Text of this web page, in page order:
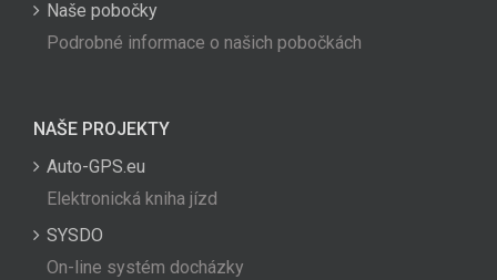
Naše pobočky
Podrobné informace o našich pobočkách
NAŠE PROJEKTY
Auto-GPS.eu
Elektronická kniha jízd
SYSDO
On-line systém docházky